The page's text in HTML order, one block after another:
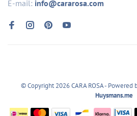
E-mail: info@cararosa.com
© Copyright 2026 CARA ROSA- Powered
Huysmans.me